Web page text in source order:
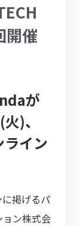
開催
が
)、
イン
に掲げるパ
ン株式会